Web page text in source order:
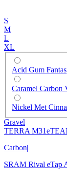
S
M
L
XL
Acid Gum
Caramel Carbon
Nickel Met
Gravel
TERRA
Carbon|
SRAM Rival eTap